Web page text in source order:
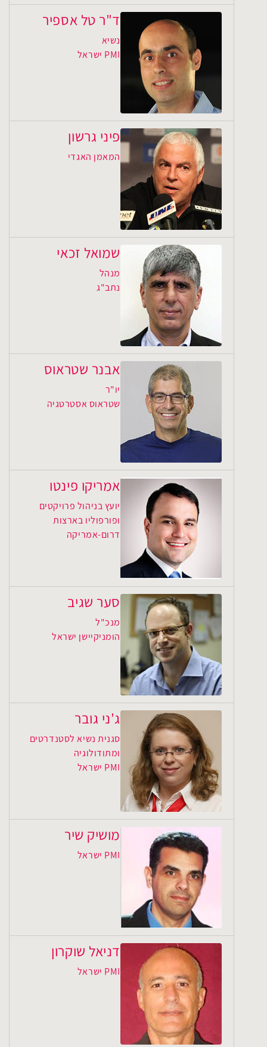
ד"ר טל אספיר
נשיא
PMI ישראל
פיני גרשון
המאמן האגדי
שמואל זכאי
מנהל
נתב"ג
אבנר שטראוס
יו"ר
שטראוס אסטרטגיה
אמריקו פינטו
יועץ בניהול פרויקטים
ופורפוליו בארצות
דרום-אמריקה
סער שגיב
מנכ"ל
הומניקיישן ישראל
ג'ני גובר
סגנית נשיא לסטנדרטים
ומתודולוגיה
PMI ישראל
מושיק שיר
PMI ישראל
דניאל שוקרון
PMI ישראל